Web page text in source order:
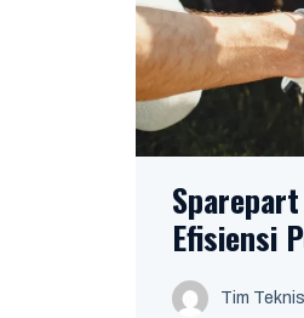
Efisiensi
Tim